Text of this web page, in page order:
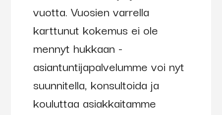
vuotta. Vuosien varrella
karttunut kokemus ei ole
mennyt hukkaan -
asiantuntijapalvelumme voi nyt
suunnitella, konsultoida ja
kouluttaa asiakkaitamme